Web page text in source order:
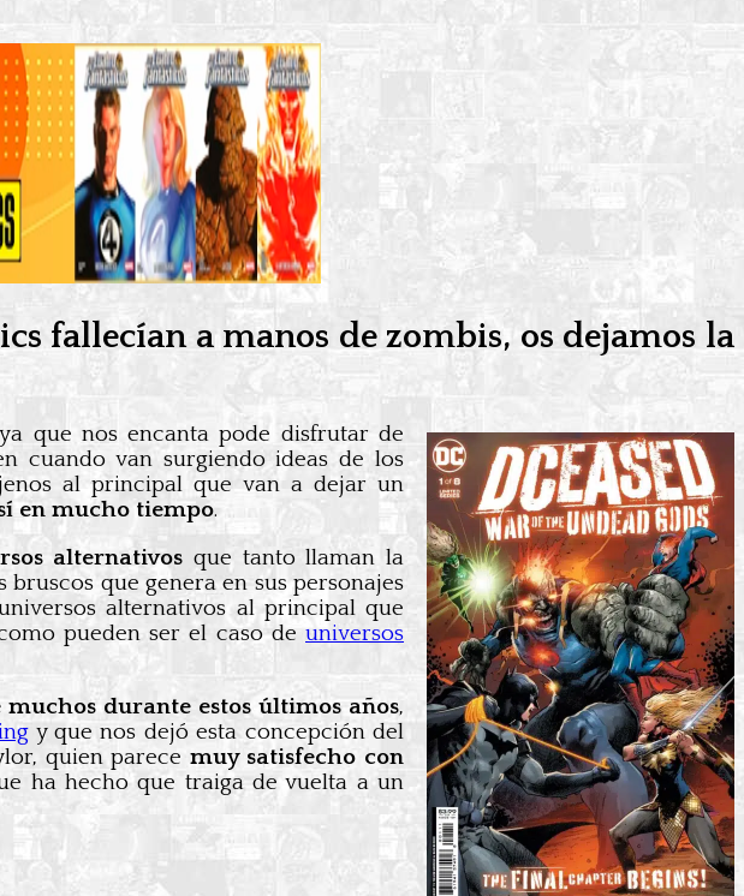
fallecían a manos de zombis, os dejamos la
que nos encanta pode disfrutar de
cuando van surgiendo ideas de los
al principal que van a dejar un
en mucho tiempo.
alternativos que tanto llaman la
bruscos que genera en sus personajes
alternativos al principal que
pueden ser el caso deuniversos
durante estos últimos años,
y que nos dejó esta concepción del
quien parece muy satisfecho con
ha hecho que traiga de vuelta a un